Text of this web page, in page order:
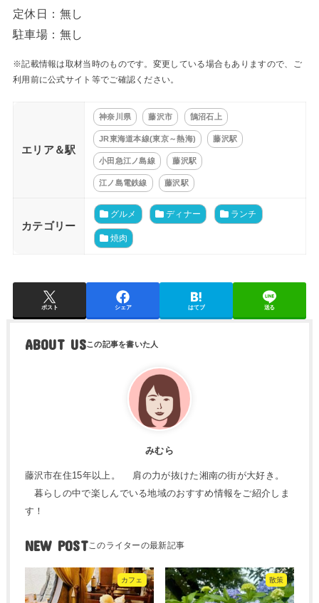
定休日：無し
駐車場：無し
※記載情報は取材当時のものです。変更している場合もありますので、ご
利用前に公式サイト等でご確認ください。
エリア＆駅
神奈川県 藤沢市 鵠沼石上
JR東海道本線(東京～熱海) 藤沢駅
小田急江ノ島線 藤沢駅
江ノ島電鉄線 藤沢駅
カテゴリー
グルメ ディナー ランチ
焼肉
ポスト シェア はてブ 送る
ABOUT US
みむら
藤沢市在住15年以上。 肩の力が抜けた湘南の街が大好き。
暮らしの中で楽しんでいる地域のおすすめ情報をご紹介しま
す！
NEW POST
カフェ 散策